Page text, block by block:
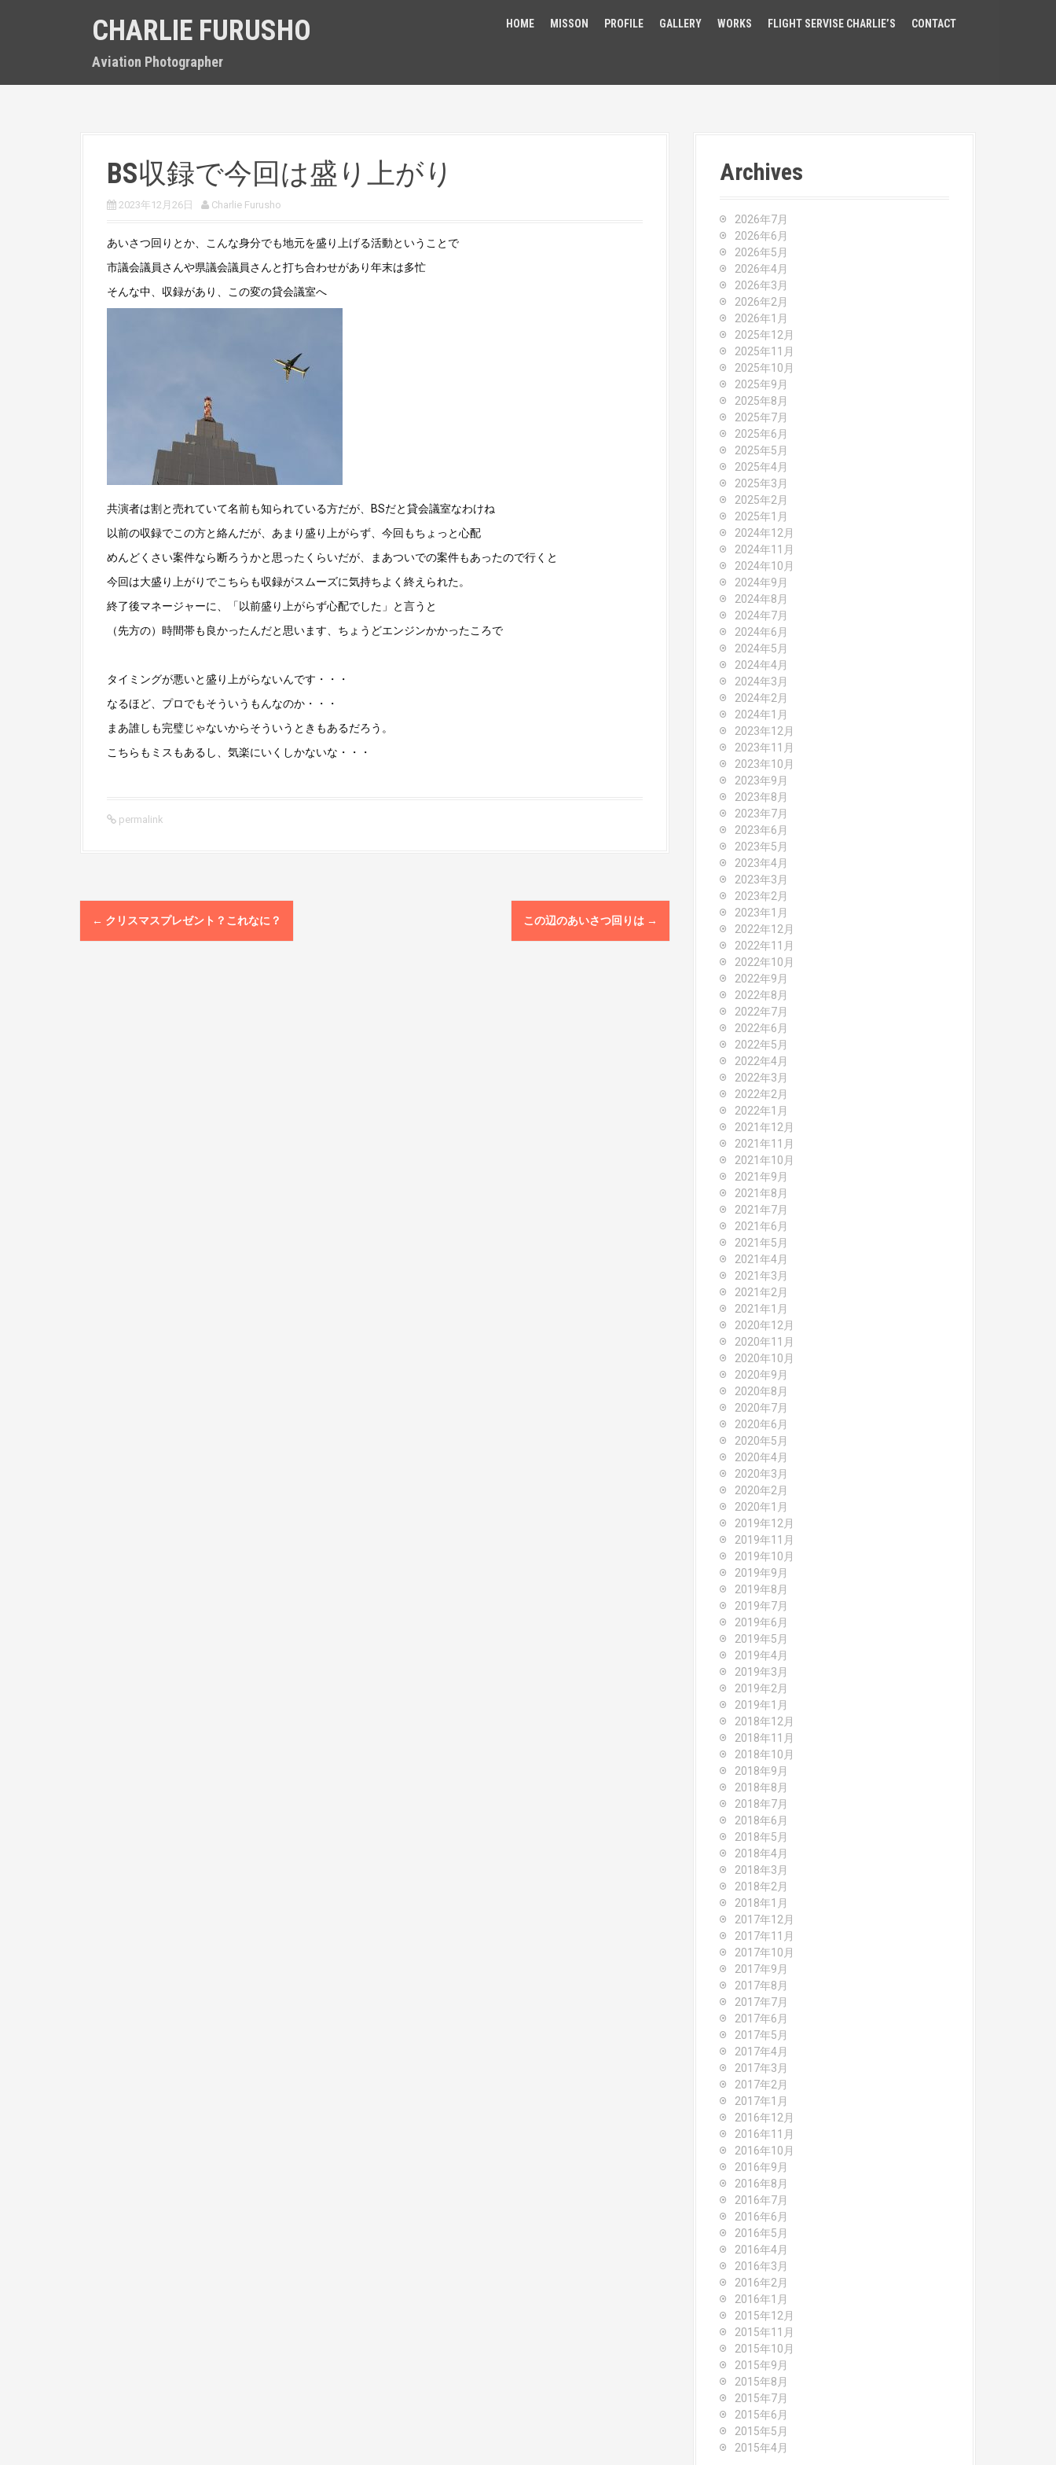
CHARLIE FURUSHO
Aviation Photographer
HOME MISSON PROFILE GALLERY WORKS FLIGHT SERVISE CHARLIE’S CONTACT
BS収録で今回は盛り上がり
2023年12月26日 Charlie Furusho
あいさつ回りとか、こんな身分でも地元を盛り上げる活動ということで
市議会議員さんや県議会議員さんと打ち合わせがあり年末は多忙
そんな中、収録があり、この変の貸会議室へ
共演者は割と売れていて名前も知られている方だが、BSだと貸会議室なわけね
以前の収録でこの方と絡んだが、あまり盛り上がらず、今回もちょっと心配
めんどくさい案件なら断ろうかと思ったくらいだが、まあついでの案件もあったので行くと
今回は大盛り上がりでこちらも収録がスムーズに気持ちよく終えられた。
終了後マネージャーに、「以前盛り上がらず心配でした」と言うと
（先方の）時間帯も良かったんだと思います、ちょうどエンジンかかったころで
タイミングが悪いと盛り上がらないんです・・・
なるほど、プロでもそういうもんなのか・・・
まあ誰しも完璧じゃないからそういうときもあるだろう。
こちらもミスもあるし、気楽にいくしかないな・・・
permalink
P
o
← クリスマスプレゼント？これなに？ この辺のあいさつ回りは →
Archives
2026年7月
2026年6月
2026年5月
2026年4月
2026年3月
2026年2月
2026年1月
2025年12月
2025年11月
2025年10月
2025年9月
2025年8月
2025年7月
2025年6月
2025年5月
2025年4月
2025年3月
2025年2月
2025年1月
2024年12月
2024年11月
2024年10月
2024年9月
2024年8月
2024年7月
2024年6月
2024年5月
2024年4月
2024年3月
2024年2月
2024年1月
2023年12月
2023年11月
2023年10月
2023年9月
2023年8月
2023年7月
2023年6月
2023年5月
2023年4月
2023年3月
2023年2月
2023年1月
2022年12月
2022年11月
2022年10月
2022年9月
2022年8月
2022年7月
2022年6月
2022年5月
2022年4月
2022年3月
2022年2月
2022年1月
2021年12月
2021年11月
2021年10月
2021年9月
2021年8月
2021年7月
2021年6月
2021年5月
2021年4月
2021年3月
2021年2月
2021年1月
2020年12月
2020年11月
2020年10月
2020年9月
2020年8月
2020年7月
2020年6月
2020年5月
2020年4月
2020年3月
2020年2月
2020年1月
2019年12月
2019年11月
2019年10月
2019年9月
2019年8月
2019年7月
2019年6月
2019年5月
2019年4月
2019年3月
2019年2月
2019年1月
2018年12月
2018年11月
2018年10月
2018年9月
2018年8月
2018年7月
2018年6月
2018年5月
2018年4月
2018年3月
2018年2月
2018年1月
2017年12月
2017年11月
2017年10月
2017年9月
2017年8月
2017年7月
2017年6月
2017年5月
2017年4月
2017年3月
2017年2月
2017年1月
2016年12月
2016年11月
2016年10月
2016年9月
2016年8月
2016年7月
2016年6月
2016年5月
2016年4月
2016年3月
2016年2月
2016年1月
2015年12月
2015年11月
2015年10月
2015年9月
2015年8月
2015年7月
2015年6月
2015年5月
2015年4月